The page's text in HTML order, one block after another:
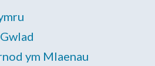
ym Mlaenau